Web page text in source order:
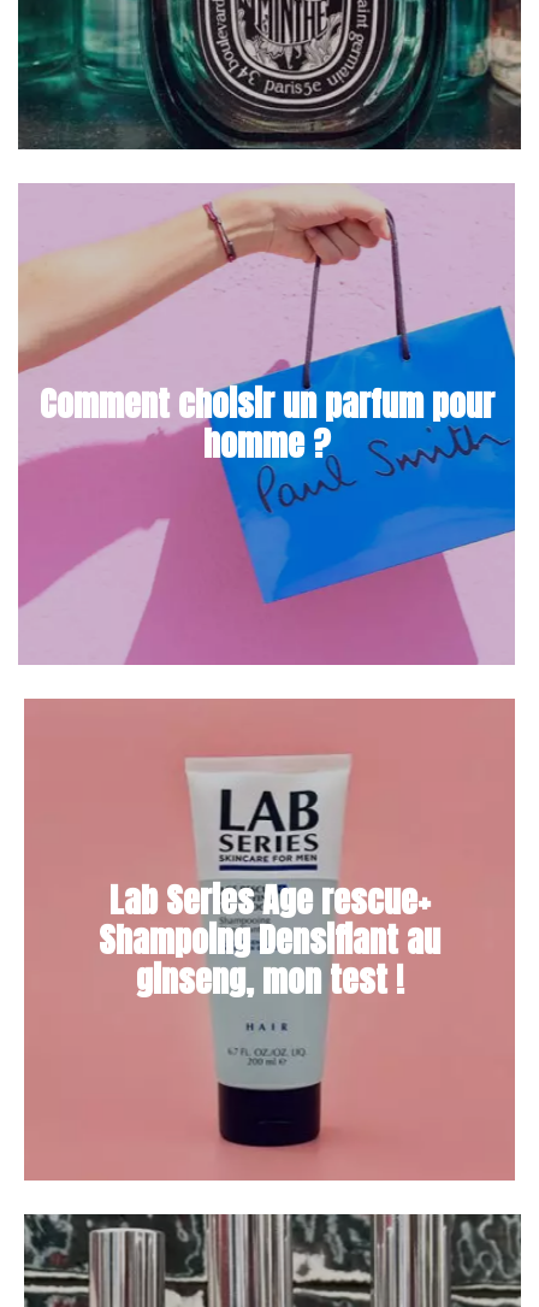
Comment choisir un parfum pour
homme ?
Lab Series Age rescue+
Shampoing Densifiant au
ginseng, mon test !